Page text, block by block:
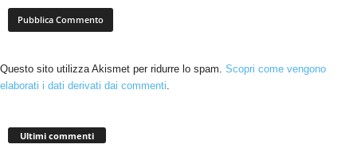
Questo sito utilizza Akismet per ridurre lo spam. Scopri come vengono
elaborati i dati derivati dai commenti.
Ultimi commenti